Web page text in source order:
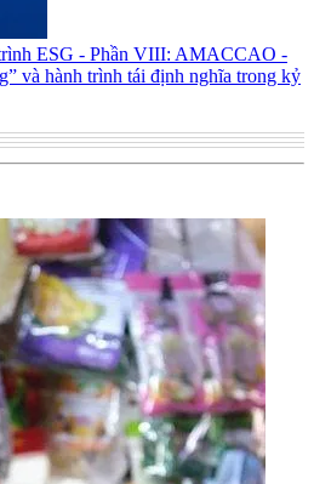
ESG - Phần VIII: AMACCAO -
và hành trình tái định nghĩa trong kỷ